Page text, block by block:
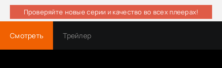
Проверяйте новые серии и качество во всех плеерах!
Смотреть Трейлер